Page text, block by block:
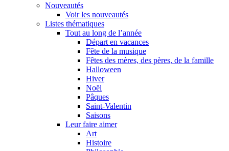
Nouveautés
Voir les nouveautés
Listes thématiques
Tout au long de l’année
Départ en vacances
Fête de la musique
Fêtes des mères, des pères, de la famille
Halloween
Hiver
Noël
Pâques
Saint-Valentin
Saisons
Leur faire aimer
Art
Histoire